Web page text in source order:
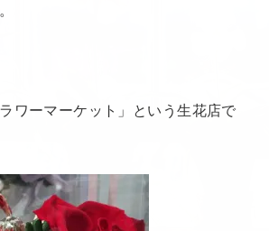
。
ワーマーケット」という生花店で